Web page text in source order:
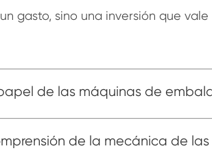
gasto, sino una inversión que
de las máquinas de
de la mecánica de